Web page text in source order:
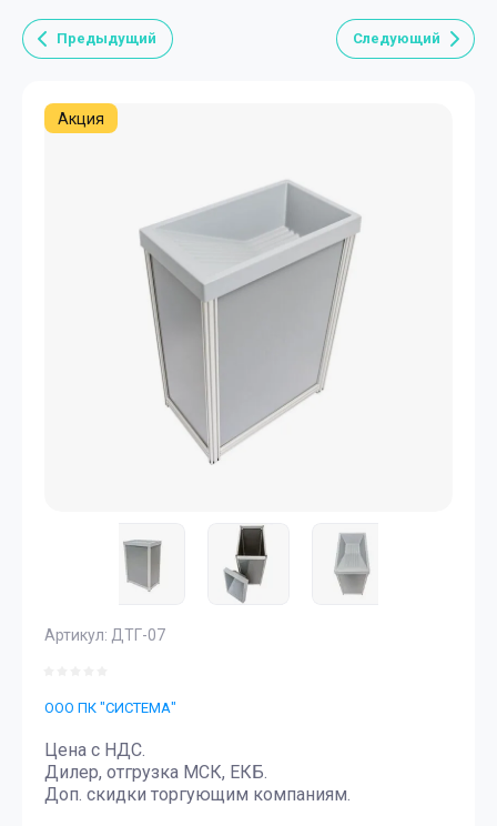
Предыдущий Следующий
Акция
Артикул: ДТГ-07
ООО ПК "СИСТЕМА"
Цена с НДС.
Дилер, отгрузка МСК, ЕКБ.
Доп. скидки торгующим компаниям.